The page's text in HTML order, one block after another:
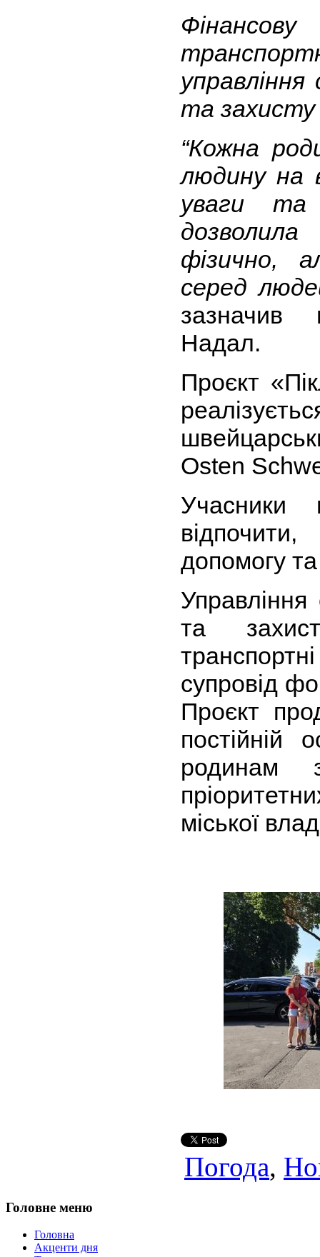
управління
та захисту
“Кожна
людину на
уваги та
фізично,
серед
зазначив
Надал.
Проєкт
Osten
Учасники
допомогу
Управління
та
супровід
Проєкт
постійній
родинам
міської
Погода,
Головне меню
Головна
Акценти дня